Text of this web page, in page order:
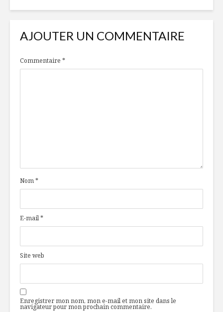
AJOUTER UN COMMENTAIRE
Commentaire *
Nom*
E-mail*
Site web
Enregistrer mon nom, mon e-mail et mon site dans le
navigateur pour mon prochain commentaire.